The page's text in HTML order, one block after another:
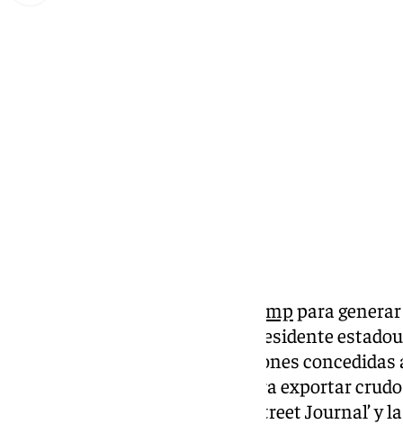
Donald Trumppara
Ahora, la Administración del presidente
revocado los permisos y exenciones
incluida la española Repsol, para exportar
citadas por el diario ‘The Wall Street Journal’ y